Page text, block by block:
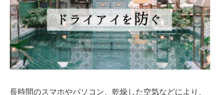
長時間のスマホやパソコン、乾燥した空気などにより、